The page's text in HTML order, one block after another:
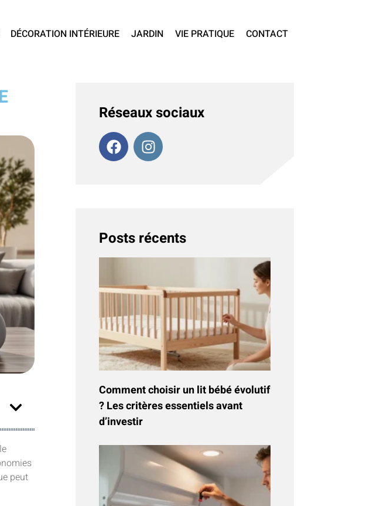
DÉCORATION INTÉRIEURE JARDIN VIE PRATIQUE CONTACT
peut
Réseaux sociaux
Posts récents
Comment choisir un lit bébé évolutif
? Les critères essentiels avant
d’investir